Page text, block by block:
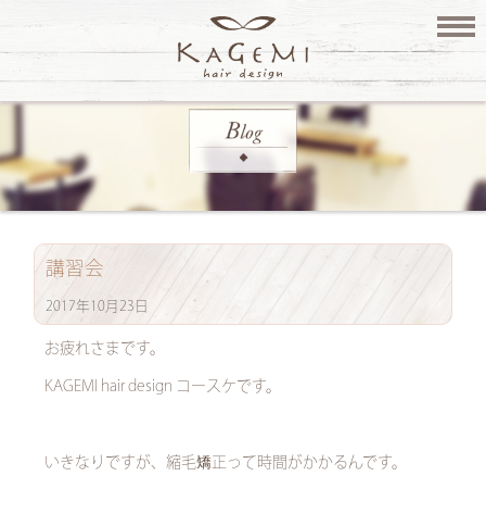
講習会
2017年10月23日
お疲れさまです。
KAGEMI hair design コースケです。
いきなりですが、縮毛矯正って時間がかかるんです。